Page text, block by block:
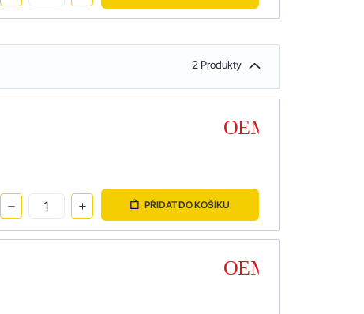
2 Produkty
PŘIDAT DO KOŠÍKU